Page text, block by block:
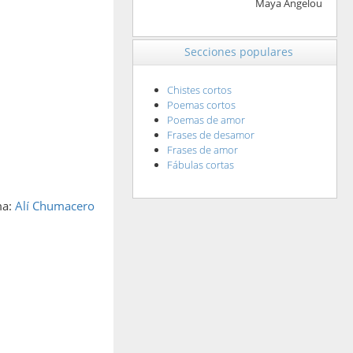
Alí Chumacero
Maya Angelou
Secciones populares
Chistes cortos
Poemas cortos
Poemas de amor
Frases de desamor
Frases de amor
Fábulas cortas